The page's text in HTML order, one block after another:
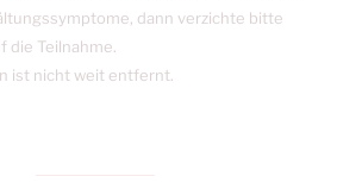
dann verzichte bitte
die Teilnahme.
ist nicht weit entfernt.